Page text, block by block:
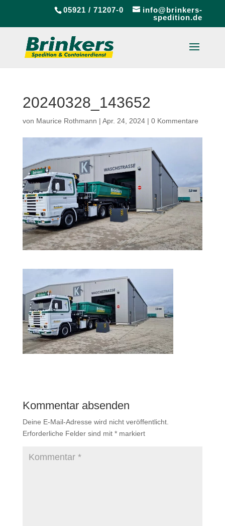
05921 / 71207-0
info@brinkers-
spedition.de
20240328_143652
von Maurice Rothmann | Apr. 24, 2024| 0 Kommentare
Kommentar absenden
Deine E-Mail-Adresse wird nicht veröffentlicht.
Erforderliche Felder sind mit *markiert